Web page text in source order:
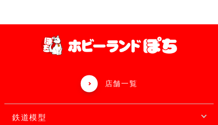
店舗一覧
鉄道模型